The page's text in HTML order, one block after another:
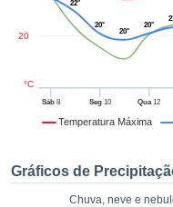
digital
Temperatura Máxima
Sáb8 Seg10 Qua12
20
°C
22°
20°
20°
20°
Gráficos de
Chuva, neve e